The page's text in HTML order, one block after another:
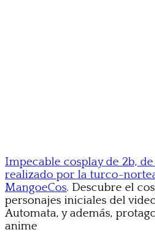
Impecable cosplay de 2b,
realizado por la turco-
MangoeCos. Descubre el
personajes iniciales del
Automata, y además,
anime